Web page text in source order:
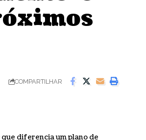
COMPARTILHAR
que diferencia um plano de